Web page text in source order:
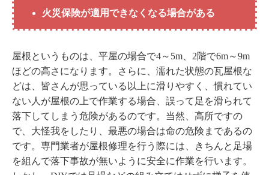
火災保険が適用できなくなる場合がある
屋根というものは、平屋の場合で4～5m、2階で6m～9m
ほどの高さになります。さらに、濡れた状態の瓦屋根な
どは、皆さんが思っている以上に滑りやすく、慣れてい
ない人が屋根の上で作業する場合、誤って足を滑られて
落下してしまう危険があるのです。当然、高所ですの
で、大怪我をしたり、最悪の場合は命の危険まであるの
です。専門業者が屋根修理を行う際には、きちんと足場
を組んで落下事故が無いように安全に作業を行います。